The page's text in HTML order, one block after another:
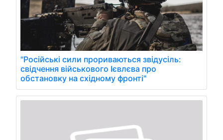
"Російські сили прориваються звідусіль:
свідчення військового Ієвлєва про
обстановку на східному фронті"